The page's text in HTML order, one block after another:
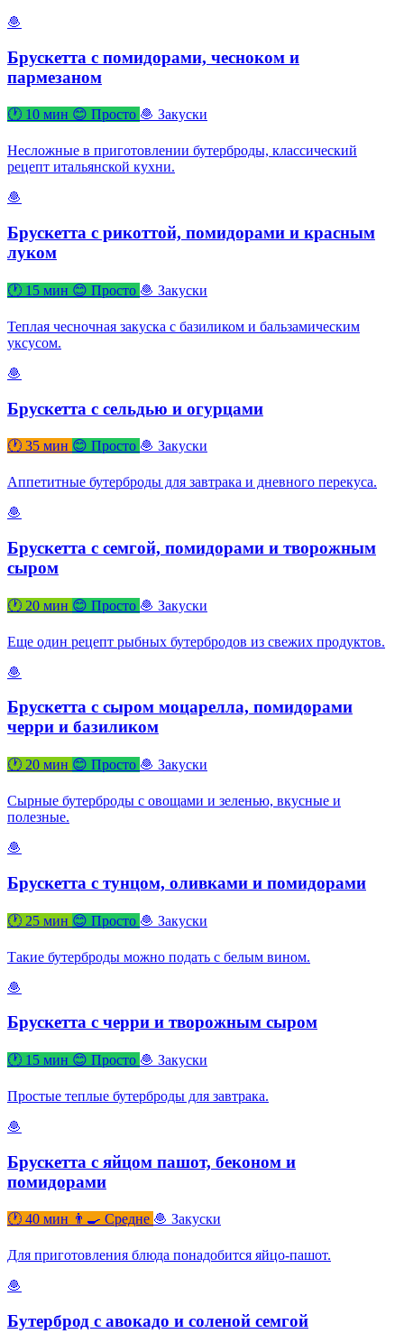
🧆
Брускетта с помидорами, чесноком и
пармезаном
🕐 10 мин 😊 Просто 🧆 Закуски
Несложные в приготовлении бутерброды, классический
рецепт итальянской кухни.
🧆
Брускетта с рикоттой, помидорами и красным
луком
🕐 15 мин 😊 Просто 🧆 Закуски
Теплая чесночная закуска с базиликом и бальзамическим
уксусом.
🧆
Брускетта с сельдью и огурцами
🕐 35 мин 😊 Просто 🧆 Закуски
Аппетитные бутерброды для завтрака и дневного перекуса.
🧆
Брускетта с семгой, помидорами и творожным
сыром
🕐 20 мин 😊 Просто 🧆 Закуски
Еще один рецепт рыбных бутербродов из свежих продуктов.
🧆
Брускетта с сыром моцарелла, помидорами
черри и базиликом
🕐 20 мин 😊 Просто 🧆 Закуски
Сырные бутерброды с овощами и зеленью, вкусные и
полезные.
🧆
Брускетта с тунцом, оливками и помидорами
🕐 25 мин 😊 Просто 🧆 Закуски
Такие бутерброды можно подать с белым вином.
🧆
Брускетта с черри и творожным сыром
🕐 15 мин 😊 Просто 🧆 Закуски
Простые теплые бутерброды для завтрака.
🧆
Брускетта с яйцом пашот, беконом и
помидорами
🕐 40 мин 👨‍🍳 Средне 🧆 Закуски
Для приготовления блюда понадобится яйцо-пашот.
🧆
Бутерброд с авокадо и соленой семгой